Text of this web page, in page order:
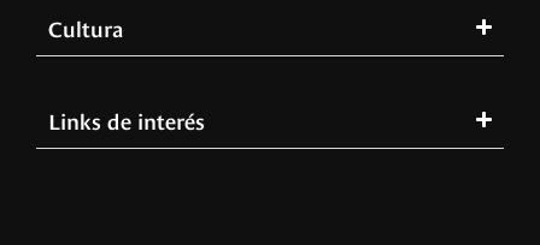
Cultura
Links de interés